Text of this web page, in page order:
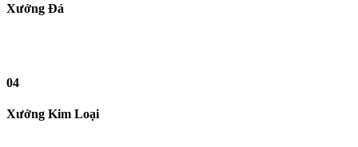
Xưởng Đá
04
Xưởng Kim Loại